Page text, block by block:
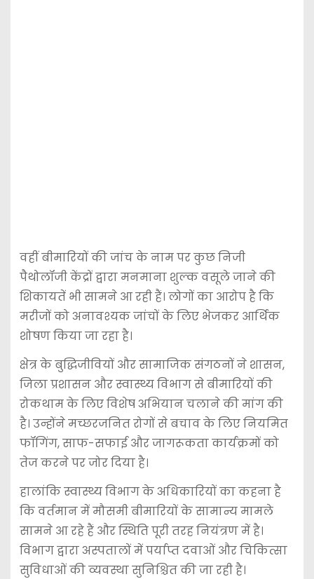
वहीं बीमारियों की जांच के नाम पर कुछ निजी
पैथोलॉजी केंद्रों द्वारा मनमाना शुल्क वसूले जाने की
शिकायतें भी सामने आ रही हैं। लोगों का आरोप है कि
मरीजों को अनावश्यक जांचों के लिए भेजकर आर्थिक
शोषण किया जा रहा है।
क्षेत्र के बुद्धिजीवियों और सामाजिक संगठनों ने शासन,
जिला प्रशासन और स्वास्थ्य विभाग से बीमारियों की
रोकथाम के लिए विशेष अभियान चलाने की मांग की
है। उन्होंने मच्छरजनित रोगों से बचाव के लिए नियमित
फॉगिंग, साफ-सफाई और जागरूकता कार्यक्रमों को
तेज करने पर जोर दिया है।
हालांकि स्वास्थ्य विभाग के अधिकारियों का कहना है
कि वर्तमान में मौसमी बीमारियों के सामान्य मामले
सामने आ रहे हैं और स्थिति पूरी तरह नियंत्रण में है।
विभाग द्वारा अस्पतालों में पर्याप्त दवाओं और चिकित्सा
सुविधाओं की व्यवस्था सुनिश्चित की जा रही है।